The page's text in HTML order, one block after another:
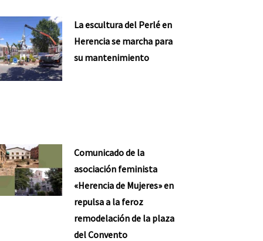
La escultura del Perlé en
Herencia se marcha para
su mantenimiento
Comunicado de la
asociación feminista
«Herencia de Mujeres» en
repulsa a la feroz
remodelación de la plaza
del Convento